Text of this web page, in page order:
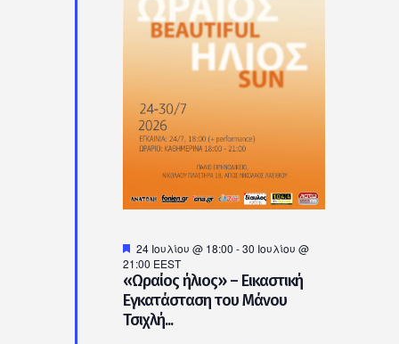
«Ωραίος ήλιος» – Εικαστική
Εγκατάσταση του Μάνου
Τσιχλή...
Προτεινόμενο
24 Ιουλίου @ 18:00 -30 Ιουλίου @
21:00 EEST